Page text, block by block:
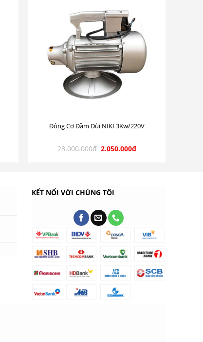
Động Cơ Đầm Dùi NIKI 3Kw/220V
23.000.000₫ 2.050.000₫
KẾT NỐI VỚI CHÚNG TÔI